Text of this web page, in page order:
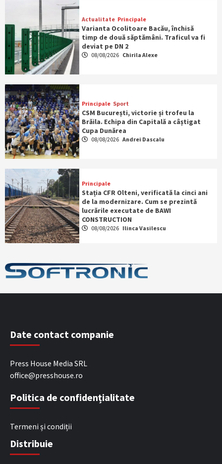
Actualitate Principale
Varianta Ocolitoare Bacău, închisă
timp de două săptămâni. Traficul va fi
deviat pe DN 2
08/08/2026 Chirila Alexe
Principale Sport
CSM București, victorie și trofeu la
Brăila. Echipa din Capitală a câștigat
Cupa Dunărea
08/08/2026 Andrei Dascalu
Principale
Stația CFR Olteni, verificată la cinci ani
de la modernizare. Cum se prezintă
lucrările executate de BAWI
CONSTRUCTION
08/08/2026 Ilinca Vasilescu
Date contact companie
Press House Media SRL
office@presshouse.ro
Politica de confidențialitate
Termeni și condiții
Distribuie